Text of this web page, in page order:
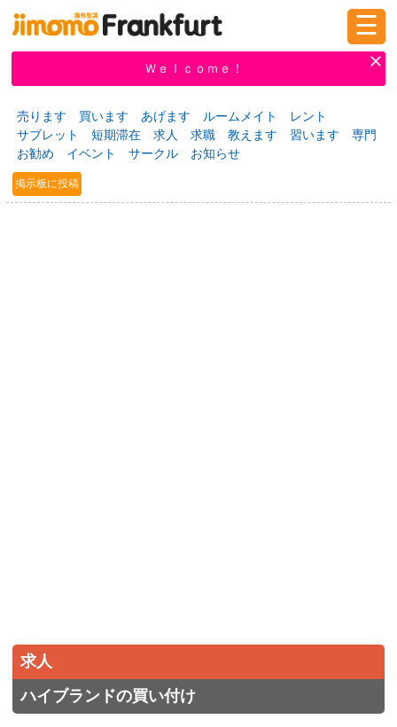
新規登録
掲示板 タウン情報 教えて！
ニュース イベント 求人
☰
Ｗｅｌｃｏｍｅ！
売ります 買います あげます ルームメイト
レント
サブレット
短期滞在 求人 求職 教えます 習います
専門
お勧め
イベント サークル お知らせ
掲示板に投稿
求人
ハイブランドの買い付け